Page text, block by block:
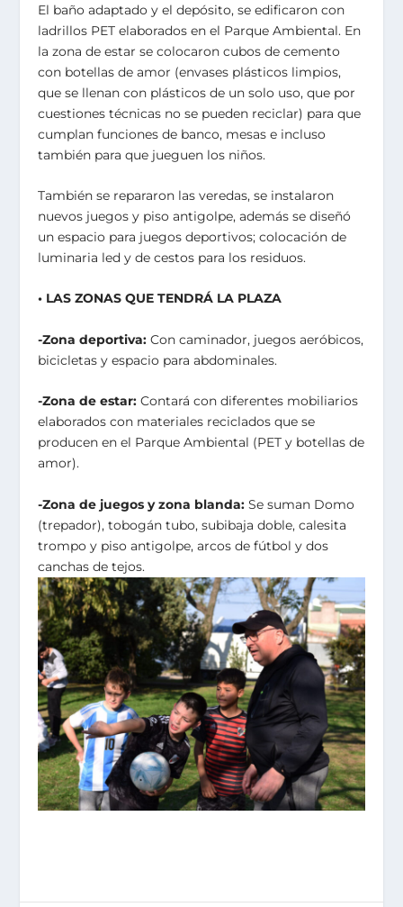
El baño adaptado y el depósito, se edificaron con
ladrillos PET elaborados en el Parque Ambiental. En
la zona de estar se colocaron cubos de cemento
con botellas de amor (envases plásticos limpios,
que se llenan con plásticos de un solo uso, que por
cuestiones técnicas no se pueden reciclar) para que
cumplan funciones de banco, mesas e incluso
también para que jueguen los niños.
También se repararon las veredas, se instalaron
nuevos juegos y piso antigolpe, además se diseñó
un espacio para juegos deportivos; colocación de
luminaria led y de cestos para los residuos.
• LAS ZONAS QUE TENDRÁ LA PLAZA
-Zona deportiva: Con caminador, juegos aeróbicos,
bicicletas y espacio para abdominales.
-Zona de estar: Contará con diferentes mobiliarios
elaborados con materiales reciclados que se
producen en el Parque Ambiental (PET y botellas de
amor).
-Zona de juegos y zona blanda: Se suman Domo
(trepador), tobogán tubo, subibaja doble, calesita
trompo y piso antigolpe, arcos de fútbol y dos
canchas de tejos.